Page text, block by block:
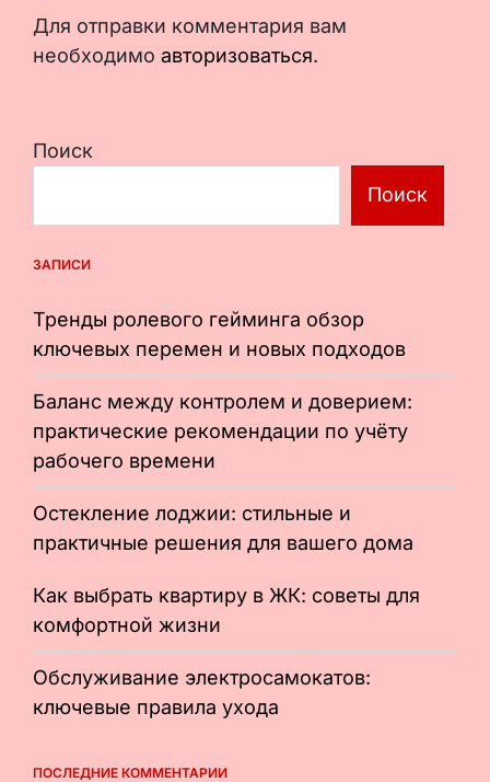
Для отправки комментария вам
необходимо авторизоваться.
Поиск
Поиск
ЗАПИСИ
Тренды ролевого гейминга обзор
ключевых перемен и новых подходов
Баланс между контролем и доверием:
практические рекомендации по учёту
рабочего времени
Остекление лоджии: стильные и
практичные решения для вашего дома
Как выбрать квартиру в ЖК: советы для
комфортной жизни
Обслуживание электросамокатов:
ключевые правила ухода
ПОСЛЕДНИЕ КОММЕНТАРИИ